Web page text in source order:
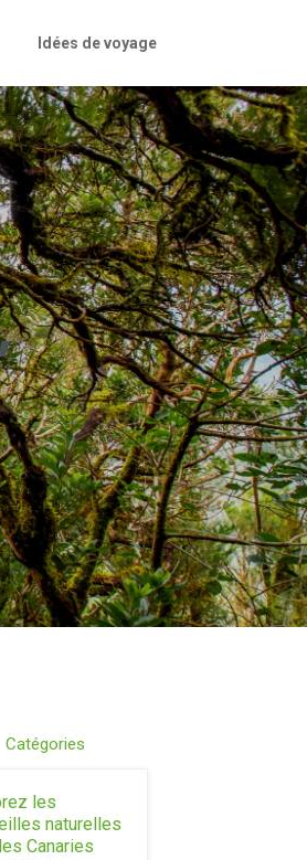
Idées de voyage
Catégories
les
naturelles
Canaries